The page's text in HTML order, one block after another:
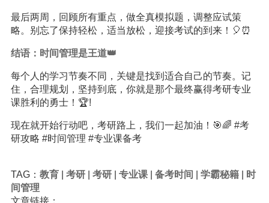
最后两周，回顾所有重点，做全真模拟题，调整应试策
略。别忘了保持轻松，适当放松，迎接考试的到来！🎈⏰
结语：时间管理是王道👑
每个人的学习节奏不同，关键是找到适合自己的节奏。记
住，合理规划，坚持到底，你就是那个最终赢得考研专业
课胜利的勇士！🏆!
现在就开始行动吧，考研路上，我们一起加油！🎯🌈 #考
研攻略 #时间管理 #专业课备考
TAG： 教育| 考研| 考研| 专业课| 备考时间 学霸秘籍|
时
间管理
文章链接：